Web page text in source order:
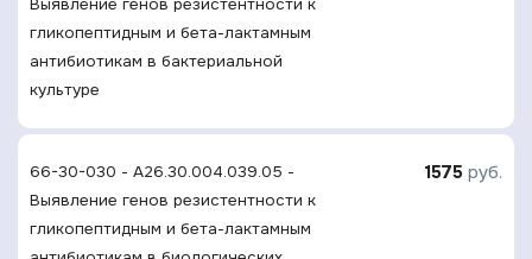
гликопептидным и бета-лактамным
антибиотикам в бактериальной
культуре
66-30-030 - A26.30.004.039.05 -
Выявление генов резистентности к
гликопептидным и бета-лактамным
1575 руб.